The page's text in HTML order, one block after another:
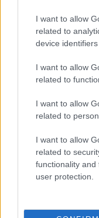
I want to allow
related to
device identifiers
I want to allow
related to
I want to allow
related to
I want to allow
related to
functionality
user protection.
στη συμφωνία
επενδύσεων
κειμένου που
Σημείωσε ότι
αλλάζει τα
τετελεσμένα
της
Ο ειδικός
Στολτίδης